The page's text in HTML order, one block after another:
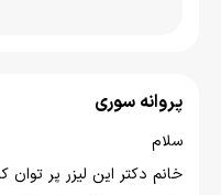
پروانه سوری
سلام
خانم دکتر این لیزر پر